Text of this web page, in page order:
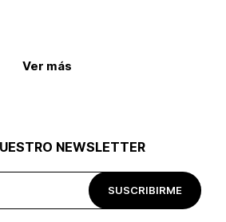
Ver más
NEWSLETTER
SUSCRIBIRME